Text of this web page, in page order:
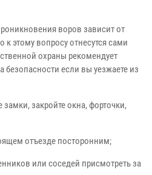
воров зависит от
к этому вопросу отнесутся сами
охраны рекомендует
если вы уезжаете из
замки, закройте окна, форточки,
отъезде посторонним;
или соседей присмотреть за